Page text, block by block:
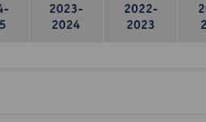
2023-
2024
2022-
2023